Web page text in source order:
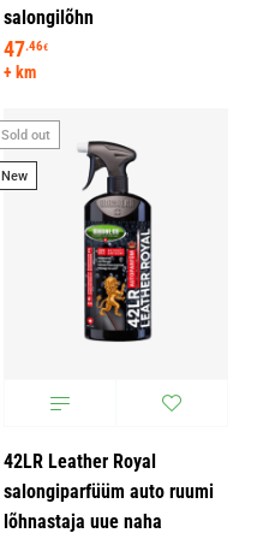
salongilõhn
47.46€
+ km
Sold out
New
42LR Leather Royal
salongiparfüüm auto ruumi
lõhnastaja uue naha